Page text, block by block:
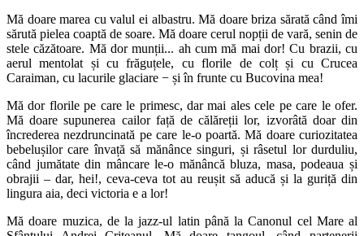
Mă doare marea cu valul ei albastru. Mă doare briza sărată când îmi
sărută pielea coaptă de soare. Mă doare cerul nopții de vară, senin de
stele căzătoare. Mă dor munții... ah cum mă mai dor! Cu brazii, cu
aerul mentolat și cu frăguțele, cu florile de colț și cu Crucea
Caraiman, cu lacurile glaciare − și în frunte cu Bucovina mea!
Mă dor florile pe care le primesc, dar mai ales cele pe care le ofer.
Mă doare supunerea cailor față de călăreții lor, izvorâtă doar din
încrederea nezdruncinată pe care le-o poartă. Mă doare curiozitatea
bebelușilor care învață să mănânce singuri, și râsetul lor durduliu,
când jumătate din mâncare le-o mănâncă bluza, masa, podeaua și
obrajii – dar, hei!, ceva-ceva tot au reușit să aducă și la guriță din
lingura aia, deci victoria e a lor!
Mă doare muzica, de la jazz-ul latin până la Canonul cel Mare al